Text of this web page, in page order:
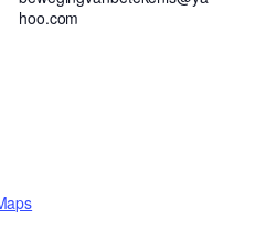
hoo.com